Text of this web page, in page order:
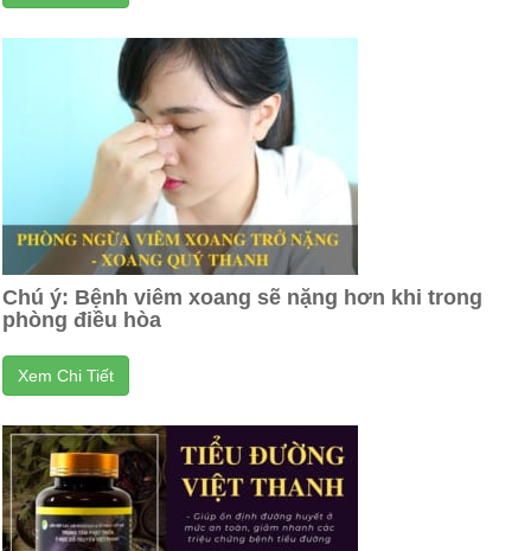
Chú ý: Bệnh viêm xoang sẽ nặng hơn khi trong
phòng điều hòa
Xem Chi Tiết